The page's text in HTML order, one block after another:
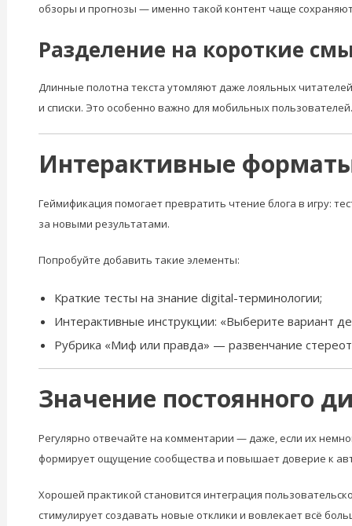
обзоры и прогнозы — именно такой контент чаще
Разделение на короткие
Длинные полотна текста утомляют даже лояльных
и списки. Это особенно важно для мобильных пользователей.
Интерактивные
Геймификация помогает превратить чтение блога в игру:
за новыми результатами.
Попробуйте добавить такие элементы:
Краткие тесты на знание digital-терминологии;
Интерактивные инструкции: «Выберите вариант
Рубрика «Миф или правда» — развенчание
Значение постоянного
Регулярно отвечайте на комментарии — даже, если их
формирует ощущение сообщества и повышает доверие к
Хорошей практикой становится интеграция
стимулирует создавать новые отклики и вовлекает всё